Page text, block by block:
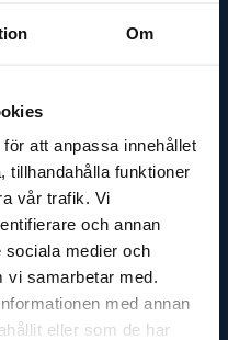
Om
att anpassa innehållet
tillhandahålla funktioner
vår trafik. Vi
och annan
sociala medier och
vi samarbetar med.
med annan
eller som de har